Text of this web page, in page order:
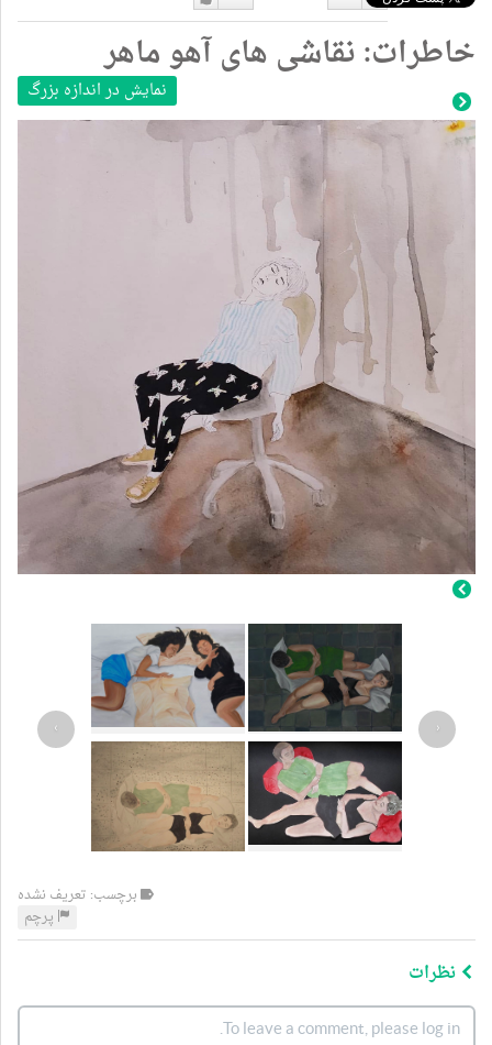
دوست
دارم
دوست
نداشتن
خاطرات: نقاشی های آهو ماهر
نمایش در اندازه بزرگ
‹
›
برچسب: تعریف نشده
پرچم
نظرات